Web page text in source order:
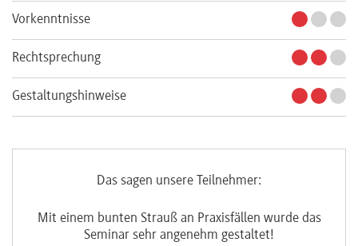
Vorkenntnisse
Rechtsprechung
Gestaltungshinweise
Das sagen unsere Teilnehmer:
Mit einem bunten Strauß an Praxisfällen wurde das
Seminar sehr angenehm gestaltet!